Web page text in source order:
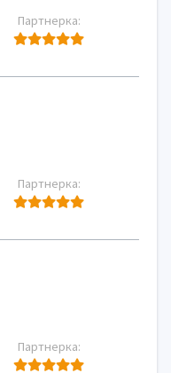
Партнерка:
Партнерка:
Партнерка: